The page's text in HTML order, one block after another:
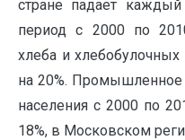
стране падает
период с 2000 по
хлеба и
на 20%. Промышленное
населения с 2000 по
18%, в Московском